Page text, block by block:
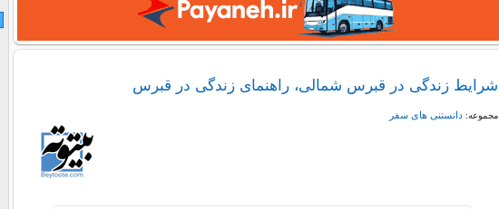
شرایط زندگی در قبرس شمالی، راهنمای زندگی در قبرس
مجموعه:دانستنی های سفر